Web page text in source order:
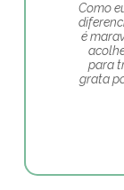
Como
é
para
grata